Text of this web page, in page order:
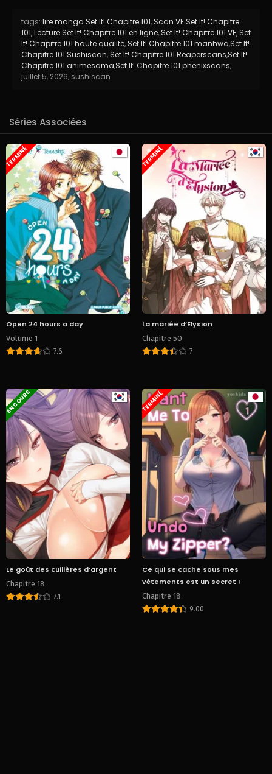
tags: lire manga Set It! Chapitre 101, Scan VF Set It! Chapitre
101,Lecture Set It! Chapitre 101 en ligne, Set It! Chapitre 101 VF, Set
It! Chapitre 101 haute qualité, Set It! Chapitre 101 manhwa,Set It!
Chapitre 101 Sushiscan, Set It! Chapitre 101 Reaperscans,Set It!
Chapitre 101 animesama,Set It! Chapitre 101 phenixscans,
juillet 5, 2026, sushiscan
Séries Associées
TERMINÉ
Open 24 hours a day
Volume 1
7.6
TERMINÉ
La mariée d’Elysion
Chapitre 50
7
EN COURS
Le goût des cuillères d’argent
Chapitre 18
7.1
TERMINÉ
Ce qui se cache sous mes
vêtements est un secret !
Chapitre 18
9.00